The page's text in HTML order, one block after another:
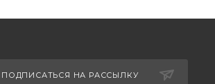
ПОДПИСАТЬСЯ НА РАССЫЛКУ